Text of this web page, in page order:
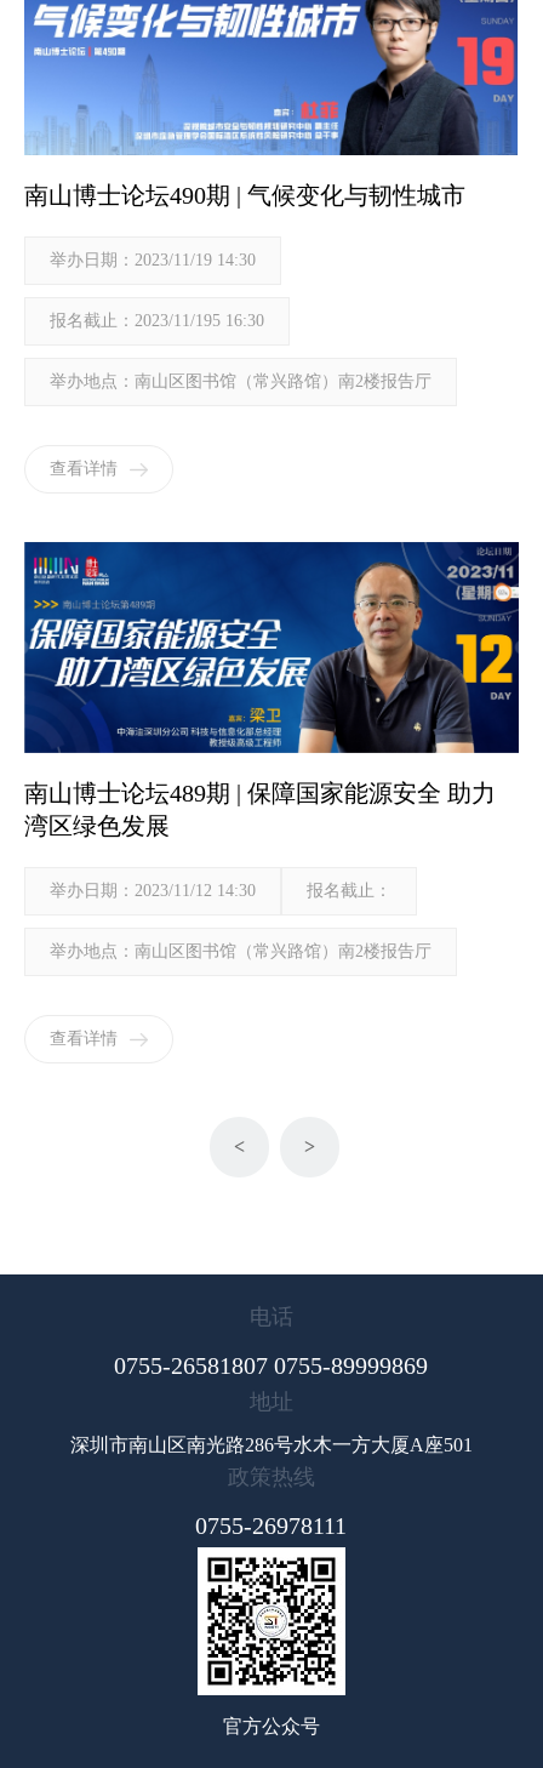
南山博士论坛490期 | 气候变化与韧性城市
举办日期：2023/11/19 14:30
报名截止：2023/11/195 16:30
举办地点：南山区图书馆（常兴路馆）南2楼报告厅
查看详情
南山博士论坛489期 | 保障国家能源安全 助力
湾区绿色发展
举办日期：2023/11/12 14:30 报名截止：
举办地点：南山区图书馆（常兴路馆）南2楼报告厅
查看详情
< >
电话
0755-26581807 0755-89999869
地址
深圳市南山区南光路286号水木一方大厦A座501
政策热线
0755-26978111
官方公众号